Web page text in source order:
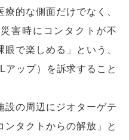
的な側面だけでなく、
害時にコンタクトが不
で楽しめる」という、
ップ）を訴求すること
設の周辺にジオターゲテ
ンタクトからの解放」と